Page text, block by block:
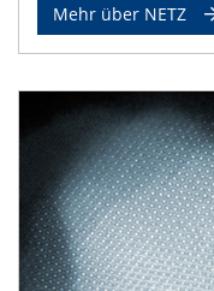
Mehr über NETZ